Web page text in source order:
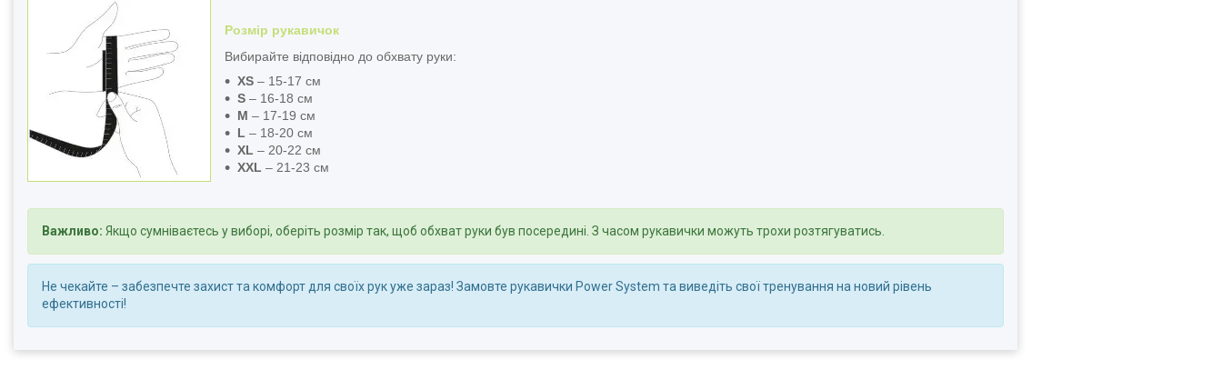
Розмір рукавичок
Вибирайте відповідно до обхвату руки:
XS – 15-17 см
S – 16-18 см
M – 17-19 см
L – 18-20 см
XL – 20-22 см
XXL – 21-23 см
Важливо: Якщо сумніваєтесь у виборі, оберіть розмір так, щоб обхват руки був посередині. З часом рукавички можуть трохи розтягуватись.
Не чекайте – забезпечте захист та комфорт для своїх рук уже зараз! Замовте рукавички Power System та виведіть свої тренування на новий рівень
ефективності!